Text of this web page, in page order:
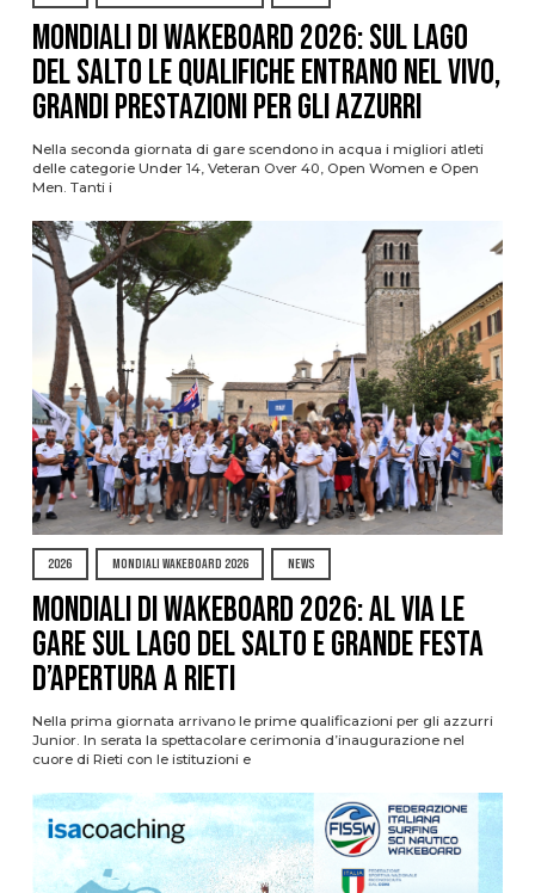
Mondiali di Wakeboard 2026: sul Lago
del Salto le qualifiche entrano nel vivo,
grandi prestazioni per gli azzurri
Nella seconda giornata di gare scendono in acqua i migliori atleti
delle categorie Under 14, Veteran Over 40, Open Women e Open
Men. Tanti i
2026 MONDIALI WAKEBOARD 2026 NEWS
Mondiali di Wakeboard 2026: al via le
gare sul Lago del Salto e grande festa
d’apertura a Rieti
Nella prima giornata arrivano le prime qualificazioni per gli azzurri
Junior. In serata la spettacolare cerimonia d’inaugurazione nel
cuore di Rieti con le istituzioni e